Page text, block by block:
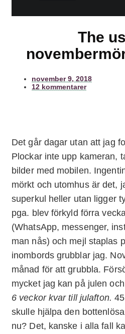
The
november 9, 2018
12 kommentarer
Det går dagar utan att jag
Plockar inte upp kameran,
bilder med mobilen.
mörkt och utomhus är det,
superkul heller utan ligger
pga. blev förkyld förra
(WhatsApp, messenger,
man nås) och mejl staplas
inombords grubblar jag.
månad för att grubbla.
mycket jag kan på julen
6 veckor kvar till julafton.
skulle hjälpa den
nu? Det, kanske i alla fall